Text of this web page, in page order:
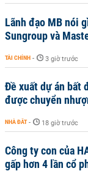
Lãnh đạo MB nói
Sungroup và
TÀI CHÍNH - 3 giờ trước
Đề xuất dự án bất
được chuyển
NHÀ ĐẤT - 18 giờ trước
Công ty con của
gấp hơn 4 lần cổ